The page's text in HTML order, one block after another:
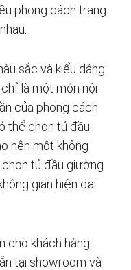
phong cách trang
sắc và kiểu dáng
là một món nội
của phong cách
thể chọn tủ đầu
nên một không
chọn tủ đầu giường
gian hiện đại
cho khách hàng
tại showroom và